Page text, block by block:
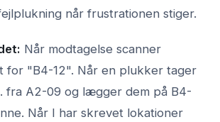
når frustrationen stiger.
Når modtagelse scanner
for "B4-12". Når en plukker tager
fra A2-09 og lægger dem på B4-
Når I har skrevet lokationer